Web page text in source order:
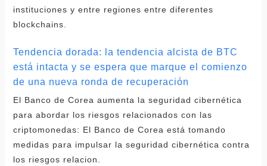
instituciones y entre regiones entre diferentes
blockchains.
Tendencia dorada: la tendencia alcista de BTC
está intacta y se espera que marque el comienzo
de una nueva ronda de recuperación
El Banco de Corea aumenta la seguridad cibernética
para abordar los riesgos relacionados con las
criptomonedas: El Banco de Corea está tomando
medidas para impulsar la seguridad cibernética contra
los riesgos relacion.